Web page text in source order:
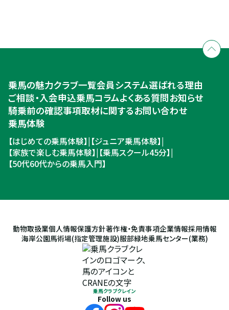
入会のご相談・申込
ご相談・入会申込
乗馬の魅力クラブ一覧会員システム選ばれる理由
ご相談・入会申込乗馬コラムよくある質問お知らせ
騎乗前の確認事項取材に関するお問い合わせ
乗馬体験
【はじめての乗馬体験】| 【ジュニア乗馬体験】|
【家族で楽しむ乗馬体験】| 【乗馬スクール45分】|
【50代60代からの乗馬入門】
動物取扱業個人情報保護方針著作権・免責事項企業情報採用情報
海岸公園馬術場(指定管理施設)服部緑地乗馬センター(業務)
乗馬クラブクレイン
Follow us